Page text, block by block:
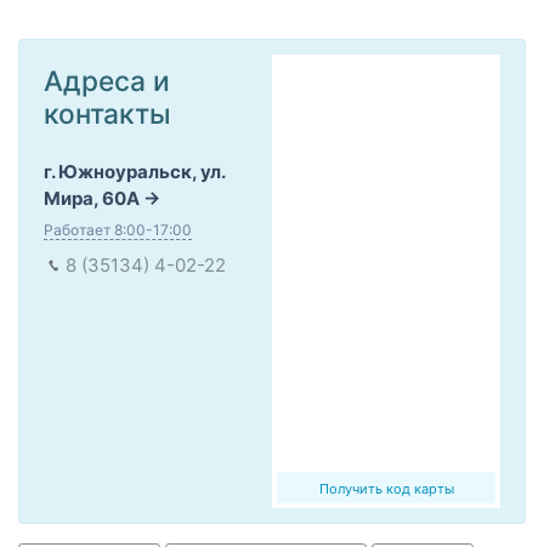
Получить код карты
Адреса и
контакты
г. Южноуральск, ул.
Мира, 60А
Работает 8:00-17:00
8 (35134) 4-02-22